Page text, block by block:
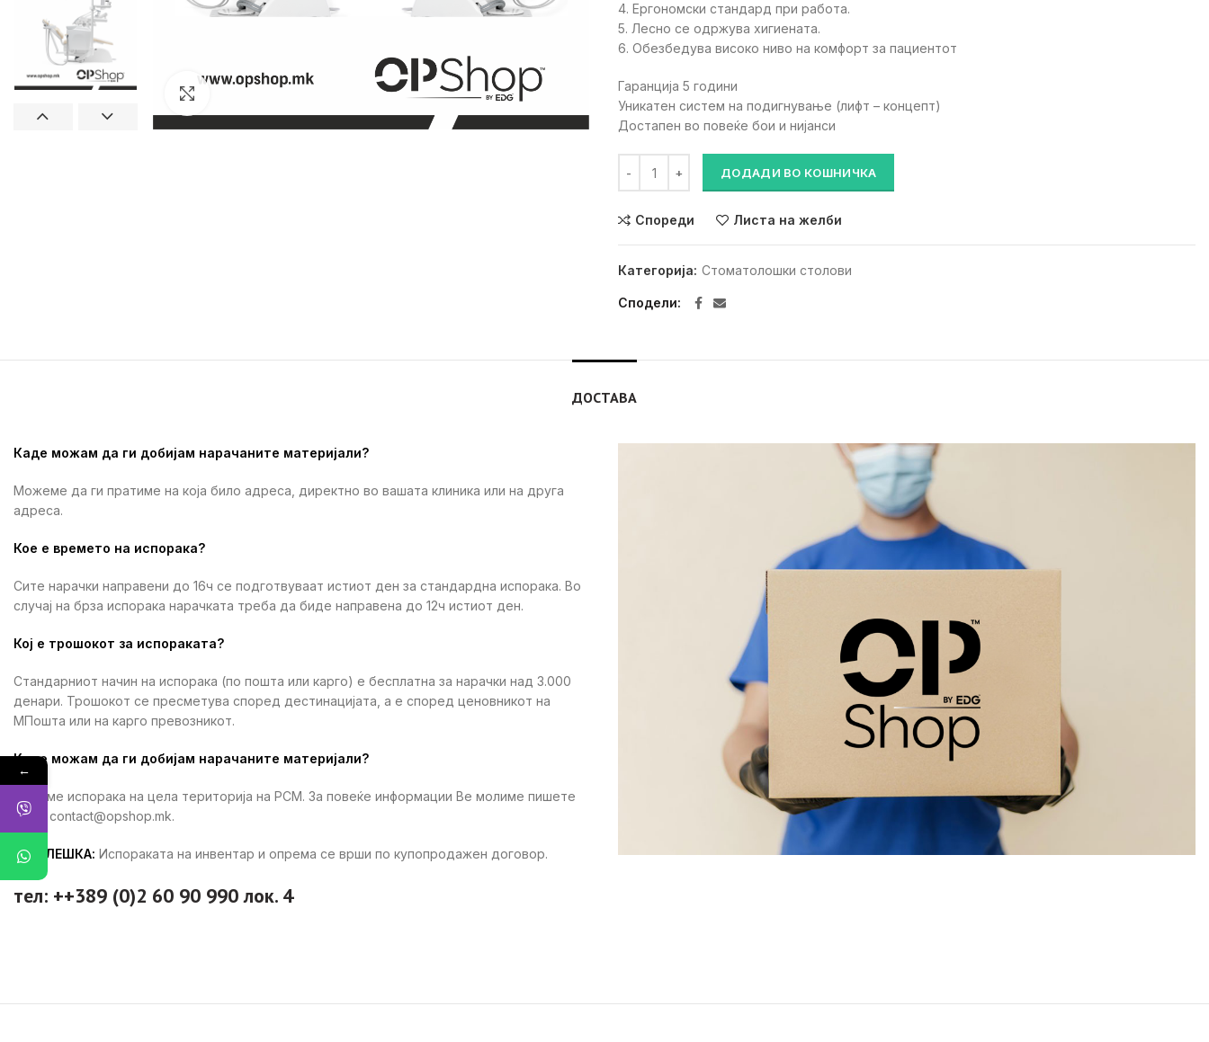
4. Ергономски стандард при работа.
5. Лесно се одржува хигиената.
6. Обезбедува високо ниво на комфорт за пациентот
Гаранција 5 години
Уникатен систем на подигнување (лифт – концепт)
Достапен во повеќе бои и нијанси
ДОДАДИ ВО КОШНИЧКА
Спореди Листа на желби
Категорија: Стоматолошки столови
Сподели
ДОСТАВА
Каде можам да ги добијам нарачаните материјали?
Можеме да ги пратиме на која било адреса, директно во вашата клиника или на друга
адреса.
Кое е времето на испорака?
Сите нарачки направени до 16ч се подготвуваат истиот ден за стандардна испорака. Во
случај на брза испорака нарачката треба да биде направена до 12ч истиот ден.
Кој е трошокот за испораката?
Стандарниот начин на испорака (по пошта или карго) е бесплатна за нарачки над 3.000
денари. Трошокот се пресметува според дестинацијата, а е според ценовникот на
МПошта или на карго превозникот.
Каде можам да ги добијам нарачаните материјали?
Вршиме испорака на цела територија на РСМ. За повеќе информации Ве молиме пишете
ни на contact@opshop.mk.
ЗАБЕЛЕШКА: Испораката на инвентар и опрема се врши по купопродажен договор.
тел: ++389 (0)2 60 90 990 лок. 4
←